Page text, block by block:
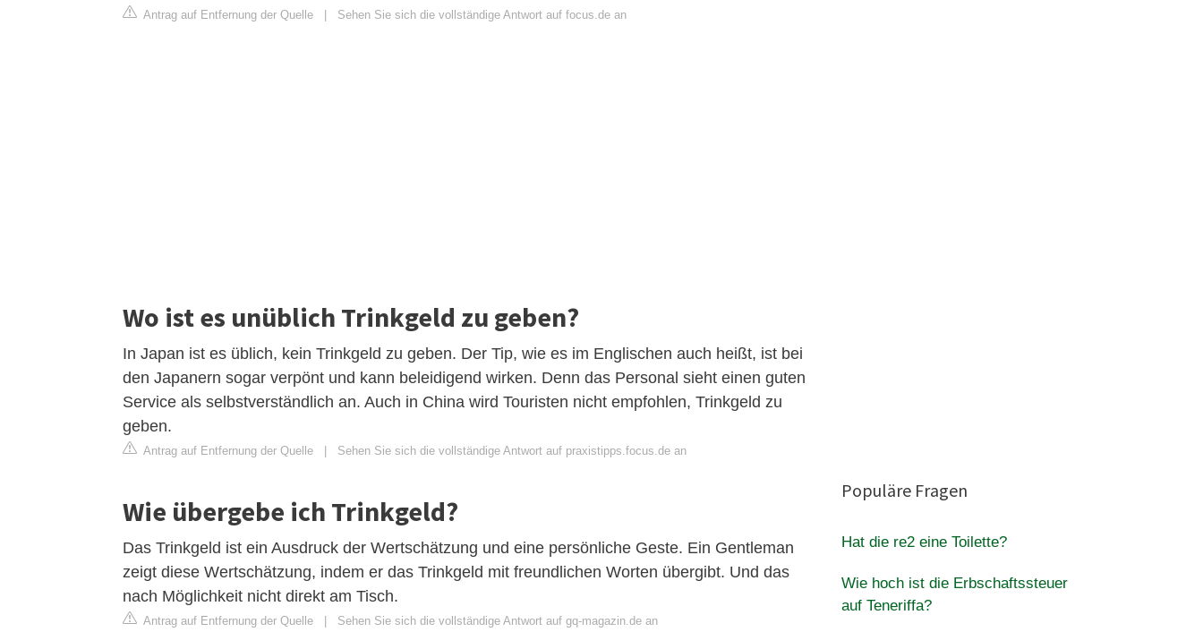
Antrag auf Entfernung der Quelle Sehen Sie sich die vollständige Antwort auf focus.de an
Wo ist es unüblich Trinkgeld zu geben?
In Japan ist es üblich, kein Trinkgeld zu geben. Der Tip, wie es im Englischen auch heißt, ist bei
den Japanern sogar verpönt und kann beleidigend wirken. Denn das Personal sieht einen guten
Service als selbstverständlich an. Auch in China wird Touristen nicht empfohlen, Trinkgeld zu
geben.
Antrag auf Entfernung der Quelle Sehen Sie sich die vollständige Antwort auf praxistipps.focus.de an
Wie übergebe ich Trinkgeld?
Das Trinkgeld ist ein Ausdruck der Wertschätzung und eine persönliche Geste. Ein Gentleman
zeigt diese Wertschätzung, indem er das Trinkgeld mit freundlichen Worten übergibt. Und das
nach Möglichkeit nicht direkt am Tisch.
Antrag auf Entfernung der Quelle Sehen Sie sich die vollständige Antwort auf gq-magazin.de an
Populäre Fragen
Hat die re2 eine Toilette?
Wie hoch ist die Erbschaftssteuer
auf Teneriffa?